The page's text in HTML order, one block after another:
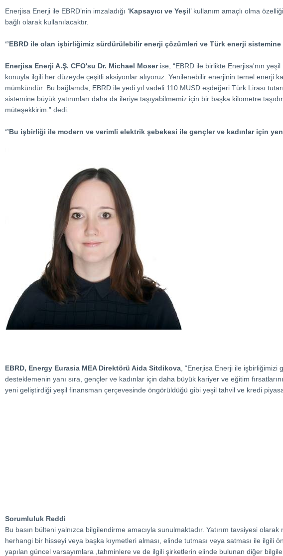
Enerjisa Enerji ile EBRD’nin imzaladığı ‘Kapsayıcı ve Yeşil’ kullanım amaçlı olma
bağlı olarak kullanılacaktır.
‘’EBRD ile olan işbirliğimiz sürdürülebilir enerji çözümleri ve Türk enerji sistemine
Enerjisa Enerji A.Ş. CFO'su Dr. Michael Moser ise, “EBRD ile birlikte Enerjisa'nın
konuyla ilgili her düzeyde çeşitli aksiyonlar alıyoruz. Yenilenebilir enerjinin temel enerji
mümkündür. Bu bağlamda, EBRD ile yedi yıl vadeli 110 MUSD eşdeğeri Türk Lirası
sistemine büyük yatırımları daha da ileriye taşıyabilmemiz için bir başka kilometre
müteşekkirim.” dedi.
‘’Bu işbirliği ile modern ve verimli elektrik şebekesi ile gençler ve kadınlar için yeni
EBRD, Energy Eurasia MEA Direktörü Aida Sitdikova , “Enerjisa Enerji ile
desteklemenin yanı sıra, gençler ve kadınlar için daha büyük kariyer ve eğitim
yeni geliştirdiği yeşil finansman çerçevesinde öngörüldüğü gibi yeşil tahvil ve kredi
Sorumluluk Reddi
Bu basın bülteni yalnızca bilgilendirme amacıyla sunulmaktadır. Yatırım tavsiyesi
herhangi bir hisseyi veya başka kıymetleri alması, elinde tutması veya satması ile
yapılan güncel varsayımlara ,tahminlere ve de ilgili şirketlerin elinde bulunan diğer